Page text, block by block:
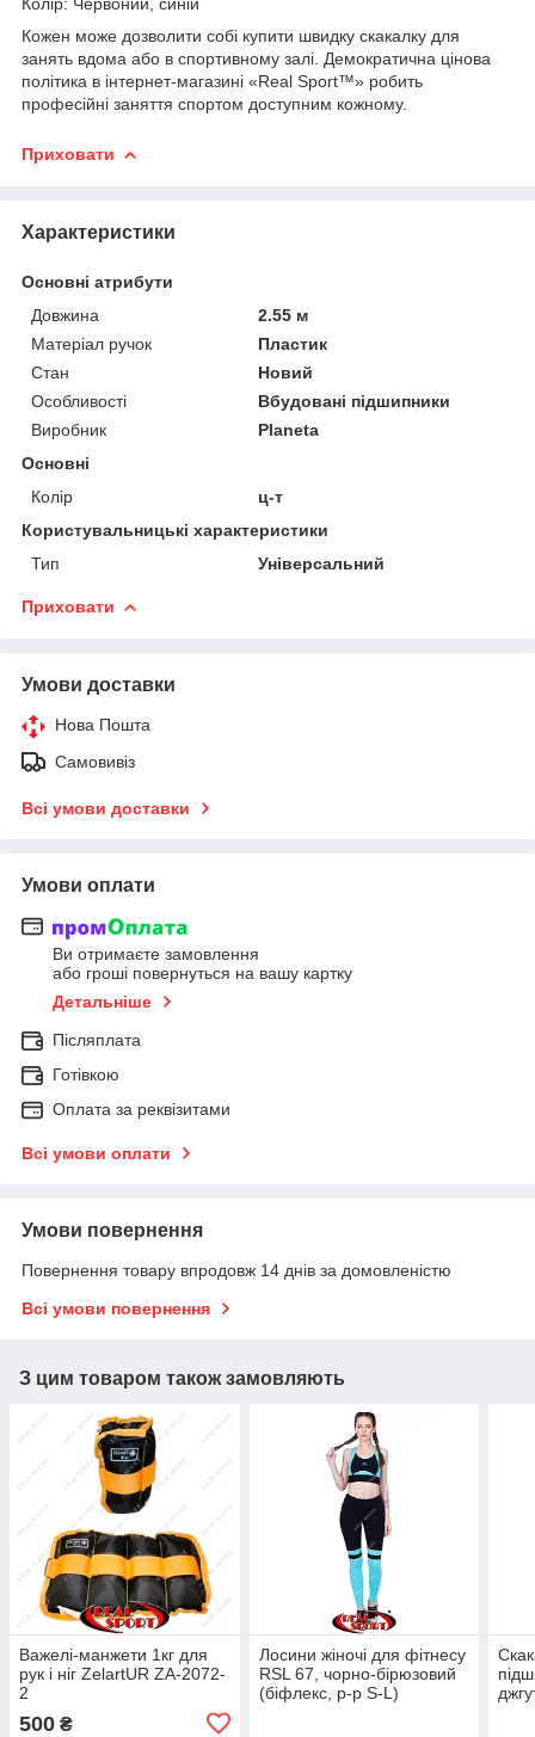
Кожен може дозволити собі купити швидку скакалку для
занять вдома або в спортивному залі. Демократична цінова
політика в інтернет-магазині «Real Sport™» робить
професійні заняття спортом доступним кожному.
Приховати
Характеристики
Основні атрибути
Довжина
2.55 м
Матеріал ручок
Пластик
Стан
Новий
Особливості
Вбудовані підшипники
Виробник
Planeta
Основні
Колір
ц-т
Користувальницькі характеристики
Тип
Універсальний
Приховати
Умови доставки
Нова Пошта
Самовивіз
Всі умови доставки
Умови оплати
Ви отримаєте замовлення
або гроші повернуться на вашу картку
Детальніше
Післяплата
Готівкою
Оплата за реквізитами
Всі умови оплати
Умови повернення
Повернення товару впродовж 14 днів за домовленістю
Всі умови повернення
З цим товаром також замовляють
Важелі-манжети 1кг для
рук і ніг ZelartUR ZA-2072-
2
500 ₴
Лосини жіночі для фітнесу
RSL 67, чорно-бірюзовий
(біфлекс, р-р S-L)